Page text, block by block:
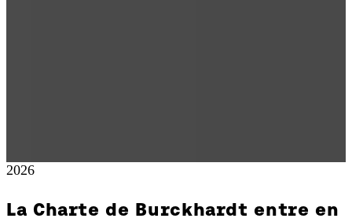
2026
La Charte de Burckhardt entre en